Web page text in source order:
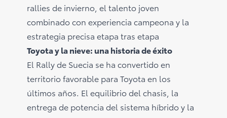
rallies de invierno, el talento joven
combinado con experiencia campeona y la
estrategia precisa etapa tras etapa
Toyota y la nieve: una historia de éxito
El Rally de Suecia se ha convertido en
territorio favorable para Toyota en los
últimos años. El equilibrio del chasis, la
entrega de potencia del sistema híbrido y la